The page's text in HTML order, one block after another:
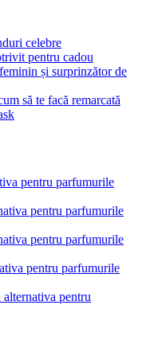
celebre
pentru cadou
și surprinzător de
să te facă remarcată
pentru parfumurile
pentru parfumurile
pentru parfumurile
pentru parfumurile
pentru